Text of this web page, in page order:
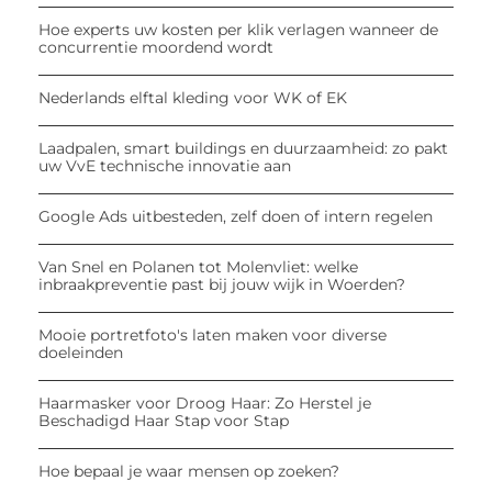
Hoe experts uw kosten per klik verlagen wanneer de
concurrentie moordend wordt
Nederlands elftal kleding voor WK of EK
Laadpalen, smart buildings en duurzaamheid: zo pakt
uw VvE technische innovatie aan
Google Ads uitbesteden, zelf doen of intern regelen
Van Snel en Polanen tot Molenvliet: welke
inbraakpreventie past bij jouw wijk in Woerden?
Mooie portretfoto's laten maken voor diverse
doeleinden
Haarmasker voor Droog Haar: Zo Herstel je
Beschadigd Haar Stap voor Stap
Hoe bepaal je waar mensen op zoeken?